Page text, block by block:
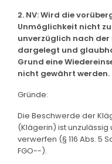
2. NV: Wird die
Unmöglichkeit nicht
unverzüglich nach
dargelegt und
Grund eine
nicht gewährt werden.
Gründe:
Die Beschwerde der
(Klägerin) ist unzulässig
verwerfen (§ 116 Abs. 5
FGO--).